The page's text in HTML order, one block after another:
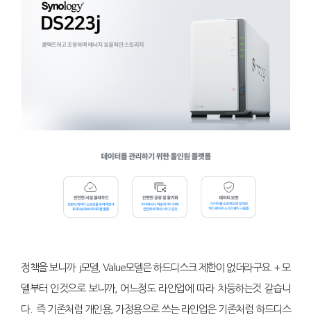
정책을 보니까 j모델, Value모델은 하드디스크 제한이 없더라구요. + 모
델부터 인것으로 보니까, 어느정도 라인업에 따라 차등하는것 같습니
다. 즉 기존처럼 개인용, 가정용으로 쓰는 라인업은 기존처럼 하드디스